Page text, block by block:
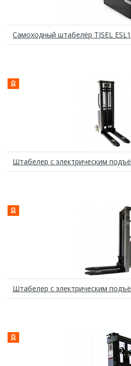
Самоходный штабелёр TISEL
Штабелер с электрическим
Штабелер с электрическим